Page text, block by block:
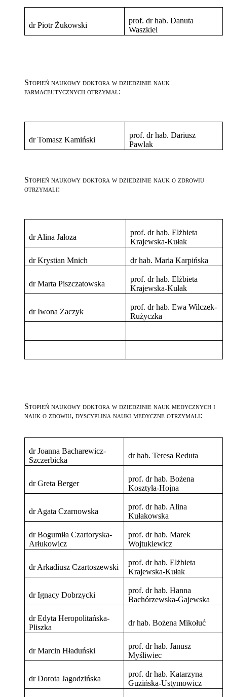
dr Piotr Żukowski
prof. dr hab. Danuta
Waszkiel
Stopień naukowy doktora w dziedzinie nauk
farmaceutycznych otrzymał:
dr Tomasz Kamiński
prof. dr hab. Dariusz
Pawlak
Stopień naukowy doktora w dziedzinie nauk o zdrowiu
otrzymali:
dr Alina Jałoza
prof. dr hab. Elżbieta
Krajewska-Kułak
dr Krystian Mnich dr hab. Maria Karpińska
dr Marta Piszczatowska
prof. dr hab. Elżbieta
Krajewska-Kułak
dr Iwona Zaczyk
prof. dr hab. Ewa Wilczek-
Rużyczka
Stopień naukowy doktora w dziedzinie nauk medycznych i
nauk o zdowiu, dyscyplina nauki medyczne otrzymali:
dr Joanna Bacharewicz-
Szczerbicka
dr hab. Teresa Reduta
dr Greta Berger
prof. dr hab. Bożena
Kosztyła-Hojna
dr Agata Czarnowska
prof. dr hab. Alina
Kułakowska
dr Bogumiła Czartoryska-
Arłukowicz
prof. dr hab. Marek
Wojtukiewicz
dr Arkadiusz Czartoszewski
prof. dr hab. Elżbieta
Krajewska-Kułak
dr Ignacy Dobrzycki
prof. dr hab. Hanna
Bachórzewska-Gajewska
dr Edyta Heropolitańska-
Pliszka
dr hab. Bożena Mikołuć
dr Marcin Hładuński
prof. dr hab. Janusz
Myśliwiec
dr Dorota Jagodzińska
prof. dr hab. Katarzyna
Guzińska-Ustymowicz